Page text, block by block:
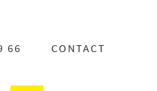
66 CONTACT